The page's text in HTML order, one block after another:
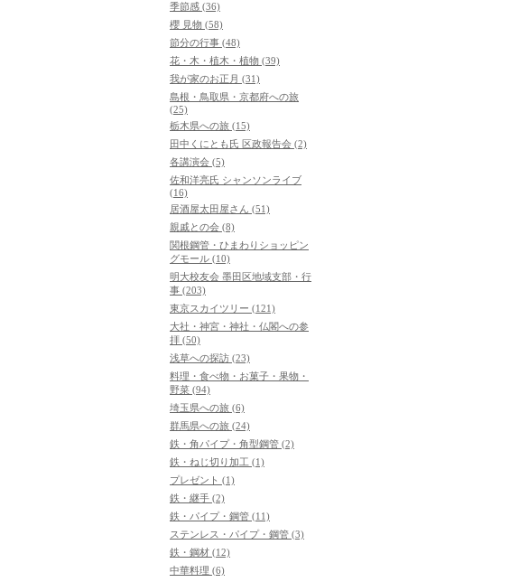
季節感 (36)
櫻 見物 (58)
節分の行事 (48)
花・木・植木・植物 (39)
我が家のお正月 (31)
島根・鳥取県・京都府への旅
(25)
栃木県への旅 (15)
田中くにとも氏 区政報告会 (2)
各講演会 (5)
佐和洋亮氏 シャンソンライブ
(16)
居酒屋太田屋さん (51)
親戚との会 (8)
関根鋼管・ひまわりショッピン
グモール (10)
明大校友会 墨田区地域支部・行
事 (203)
東京スカイツリー (121)
大社・神宮・神社・仏閣への参
拝 (50)
浅草への探訪 (23)
料理・食べ物・お菓子・果物・
野菜 (94)
埼玉県への旅 (6)
群馬県への旅 (24)
鉄・角パイプ・角型鋼管 (2)
鉄・ねじ切り加工 (1)
プレゼント (1)
鉄・継手 (2)
鉄・パイプ・鋼管 (11)
ステンレス・パイプ・鋼管 (3)
鉄・鋼材 (12)
中華料理 (6)